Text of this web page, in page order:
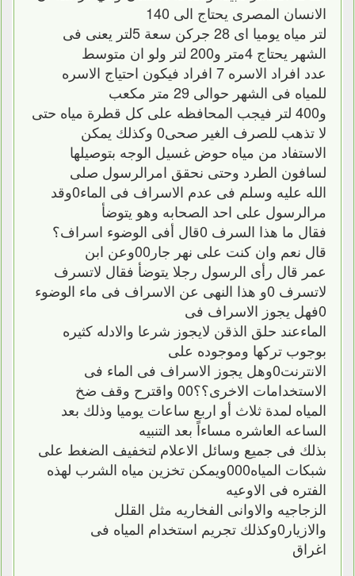
الانسان المصرى يحتاج الى 140
لتر مياه يوميا اى 28 جركن سعة 5لتر يعنى فى
الشهر يحتاج 4متر و200 لتر ولو ان متوسط
عدد افراد الاسره 7 افراد فيكون احتياج الاسره
للمياه فى الشهر حوالى 29 متر مكعب
و400 لتر فيجب المحافظه على كل قطرة مياه حتى
لا تذهب للصرف الغير صحى0 وكذلك يمكن
الاستفاد من مياه حوض غسيل الوجه بتوصيلها
لسافون الطرد وحتى نحقق امرالرسول صلى
الله عليه وسلم فى عدم الاسراف فى الماء0وقد
مرالرسول على احد الصحابه وهو يتوضأ
فقال ما هذا السرف 0قال أفى الوضوء اسراف؟
قال نعم وان كنت على نهر جار00وعن ابن
عمر قال رأى الرسول رجلا يتوضأ فقال لاتسرف
لاتسرف 0و هذا النهى عن الاسراف فى ماء الوضوء
0فهل يجوز الاسراف فى
الماءعند حلق الذقن لايجوز شرعا والادله كثيره
بوجوب تركها وموجوده على
الانترنت0وهل يجوز الاسراف فى الماء فى
الاستخدامات الاخرى؟؟00 واقترح وقف ضخ
المياه لمدة ثلاث أو اربع ساعات يوميا وذلك بعد
الساعه العاشره مساءاً بعد التنبيه
بذلك فى جميع وسائل الاعلام لتخفيف الضغط على
شبكات المياه000ويمكن تخزين مياه الشرب لهذه
الفتره فى الاوعيه
الزجاجيه والاوانى الفخاريه مثل القلل
والازيار0وكذلك تجريم استخدام المياه فى
اغراق